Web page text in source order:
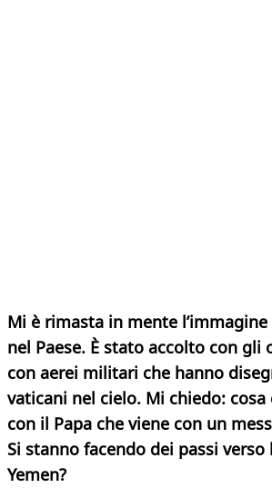
Mi è rimasta in mente
nel Paese. È stato accolto con
con aerei militari che hanno
vaticani nel cielo. Mi chiedo:
con il Papa che viene con un
Si stanno facendo dei passi verso
Yemen?